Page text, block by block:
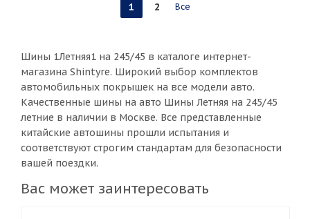
1 2 Все
Шины 1Летняя1 на 245/45 в каталоге интернет-
магазина Shintyre. Широкий выбор комплектов
автомобильных покрышек на все модели авто.
Качественные шины на авто Шины Летняя на 245/45
летние в наличии в Москве. Все представленные
китайские автошины прошли испытания и
соответствуют строгим стандартам для безопасности
вашей поездки.
Вас может заинтересовать